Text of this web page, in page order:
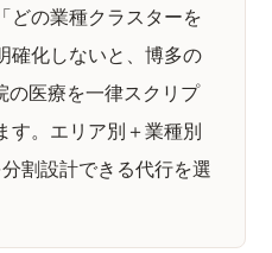
どの業種クラスターを
確化しないと、博多の
の医療を一律スクリプ
す。エリア別＋業種別
割設計できる代行を選